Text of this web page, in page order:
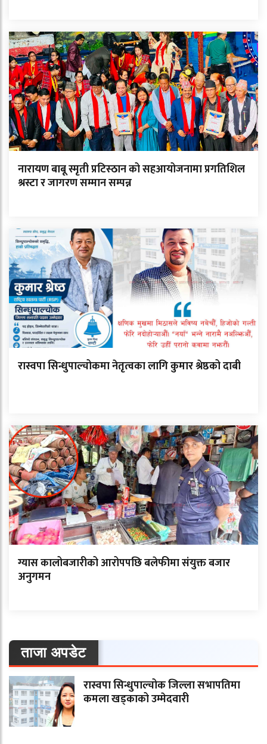
नारायण बाबू स्मृती प्रटिस्ठान को सहआयोजनामा प्रगतिशिल
श्रस्टा र जागरण सम्मान सम्पन्न
रास्वपा सिन्धुपाल्चोकमा नेतृत्वका लागि कुमार श्रेष्ठको दाबी
ग्यास कालोबजारीको आरोपपछि बलेफीमा संयुक्त बजार
अनुगमन
ताजा अपडेट
रास्वपा सिन्धुपाल्चोक जिल्ला सभापतिमा
कमला खड्काको उम्मेदवारी